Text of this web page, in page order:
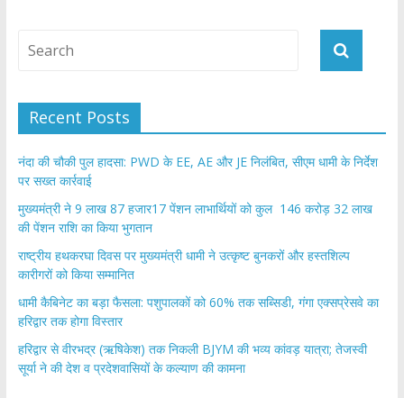
Recent Posts
नंदा की चौकी पुल हादसा: PWD के EE, AE और JE निलंबित, सीएम धामी के निर्देश
पर सख्त कार्रवाई
मुख्यमंत्री ने 9 लाख 87 हजार17 पेंशन लाभार्थियों को कुल 146 करोड़ 32 लाख
की पेंशन राशि का किया भुगतान
राष्ट्रीय हथकरघा दिवस पर मुख्यमंत्री धामी ने उत्कृष्ट बुनकरों और हस्तशिल्प
कारीगरों को किया सम्मानित
​धामी कैबिनेट का बड़ा फैसला: पशुपालकों को 60% तक सब्सिडी, गंगा एक्सप्रेसवे का
हरिद्वार तक होगा विस्तार
​हरिद्वार से वीरभद्र (ऋषिकेश) तक निकली BJYM की भव्य कांवड़ यात्रा; तेजस्वी
सूर्या ने की देश व प्रदेशवासियों के कल्याण की कामना